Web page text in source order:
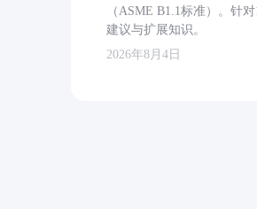
（ASME B1.1标准）。针
建议与扩展知识。
2026年8月4日